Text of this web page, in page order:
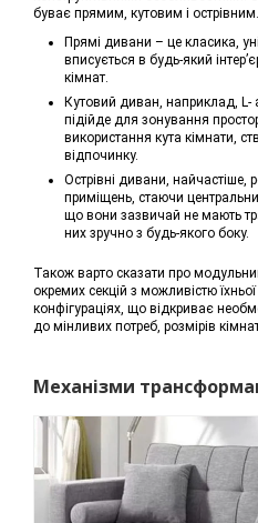
буває прямим, кутовим і острівним.
Прямі дивани – це класика,
вписується в будь-який
кімнат.
Кутовий диван, наприклад, L-
підійде для зонування
використання кута кімнати,
відпочинку.
Острівні дивани, найчастіше,
приміщень, стаючи
що вони зазвичай не мають
них зручно з будь-якого боку.
Також варто сказати про
окремих секцій з можливістю їхньої
конфігураціях, що відкриває
до мінливих потреб, розмірів
Механізми